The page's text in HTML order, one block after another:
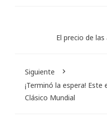
El precio de
Siguiente
¡Terminó la espera! Este
Clásico Mundial